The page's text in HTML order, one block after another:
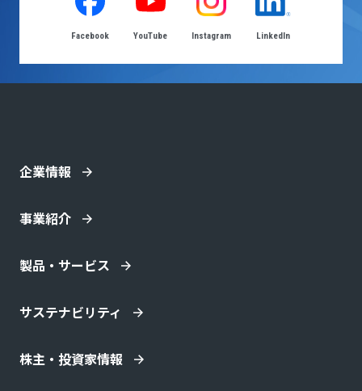
Facebook YouTube Instagram LinkedIn
企業情報
事業紹介
製品・サービス
サステナビリティ
株主・投資家情報